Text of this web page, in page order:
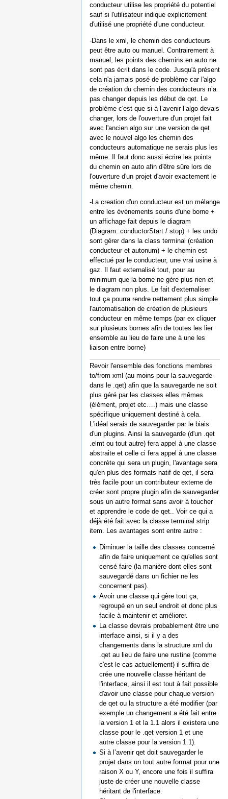
conducteur utilise les propriété du potentiel
sauf si l'utilisateur indique explicitement
d'utilisé une propriété d'une conducteur.
-Dans le xml, le chemin des conducteurs
peut être auto ou manuel. Contrairement à
manuel, les points des chemins en auto ne
sont pas écrit dans le code. Jusqu'à présent
cela n'a jamais posé de problème car l'algo
de création du chemin des conducteurs n’a
pas changer depuis les début de qet. Le
problème c'est que si à l’avenir l’algo devais
changer, lors de l'ouverture d'un projet fait
avec l'ancien algo sur une version de qet
avec le nouvel algo les chemin des
conducteurs automatique ne serais plus les
même. Il faut donc aussi écrire les points
du chemin en auto afin d'être sûre lors de
l'ouverture d'un projet d'avoir exactement le
même chemin.
-La creation d'un conducteur est un mélange
entre les événements souris d'une borne +
un affichage fait depuis le diagram
(Diagram::conductorStart / stop) + les undo
sont gérer dans la class terminal (création
conducteur et autonum) + le chemin est
effectué par le conducteur, une vrai usine à
gaz. Il faut externalisé tout, pour au
minimum que la borne ne gère plus rien et
le diagram non plus. Le fait d'externaliser
tout ça pourra rendre nettement plus simple
l'automatisation de création de plusieurs
conducteur en même temps (par ex cliquer
sur plusieurs bornes afin de toutes les lier
ensemble au lieu de faire une à une les
liaison entre borne)
Revoir l'ensemble des fonctions membres
to/from xml (au moins pour la sauvegarde
dans le .qet) afin que la sauvegarde ne soit
plus géré par les classes elles mêmes
(élément, projet etc….) mais une classe
spécifique uniquement destiné à cela.
L'idéal serais de sauvegarder par le biais
d'un plugins. Ainsi la sauvegarde (d'un .qet
.elmt ou tout autre) fera appel à une classe
abstraite et celle ci fera appel à une classe
concrète qui sera un plugin, l'avantage sera
qu'en plus des formats natif de qet, il sera
très facile pour un contributeur externe de
créer sont propre plugin afin de sauvegarder
sous un autre format sans avoir à toucher
et apprendre le code de qet.. Voir ce qui a
déjà été fait avec la classe terminal strip
item. Les avantages sont entre autre :
Diminuer la taille des classes concerné
afin de faire uniquement ce qu'elles sont
censé faire (la manière dont elles sont
sauvegardé dans un fichier ne les
concernent pas).
Avoir une classe qui gère tout ça,
regroupé en un seul endroit et donc plus
facile à maintenir et améliorer.
La classe devrais probablement être une
interface ainsi, si il y a des
changements dans la structure xml du
.qet au lieu de faire une rustine (comme
c'est le cas actuellement) il suffira de
crée une nouvelle classe héritant de
l'interface, ainsi il est tout à fait possible
d'avoir une classe pour chaque version
de qet ou la structure a été modifier (par
exemple un changement a été fait entre
la version 1 et la 1.1 alors il existera une
classe pour le .qet version 1 et une
autre classe pour la version 1.1).
Si à l’avenir qet doit sauvegarder le
projet dans un tout autre format pour une
raison X ou Y, encore une fois il suffira
juste de créer une nouvelle classe
héritant de l'interface.